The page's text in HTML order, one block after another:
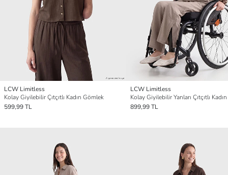
LCW Limitless
Kolay Giyilebilir Çıtçıtlı Kadın Gömlek
599,99 TL
LCW Limitless
899,99 TL